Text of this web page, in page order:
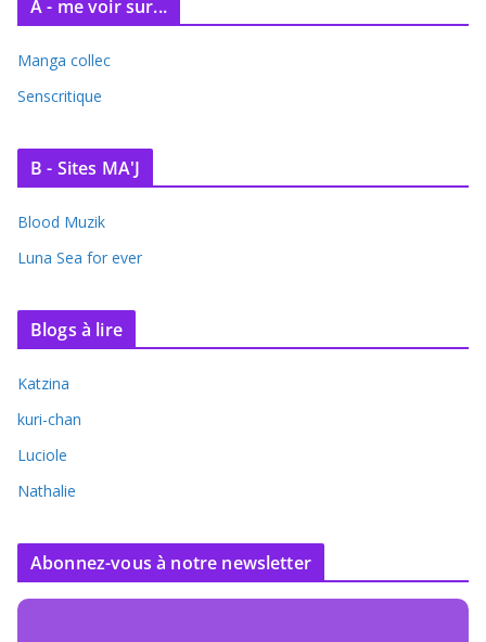
A - me voir sur...
Manga collec
Senscritique
B - Sites MA'J
Blood Muzik
Luna Sea for ever
Blogs à lire
Katzina
kuri-chan
Luciole
Nathalie
Abonnez-vous à notre newsletter